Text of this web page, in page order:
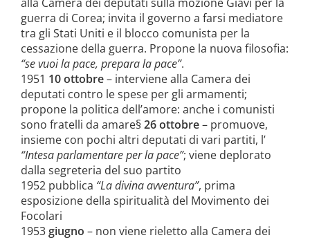
guerra di Corea; invita il governo a farsi mediatore
tra gli Stati Uniti e il blocco comunista per la
cessazione della guerra. Propone la nuova filosofia:
“se vuoi la pace, prepara la pace”.
1951 10 ottobre– interviene alla Camera dei
deputati contro le spese per gli armamenti;
propone la politica dell’amore: anche i comunisti
sono fratelli da amare§ 26 ottobre– promuove,
insieme con pochi altri deputati di vari partiti, l’
“Intesa parlamentare per la pace”; viene deplorato
dalla segreteria del suo partito
1952 pubblica “La divina avventura”, prima
esposizione della spiritualità del Movimento dei
Focolari
1953giugno – non viene rieletto alla Camera dei